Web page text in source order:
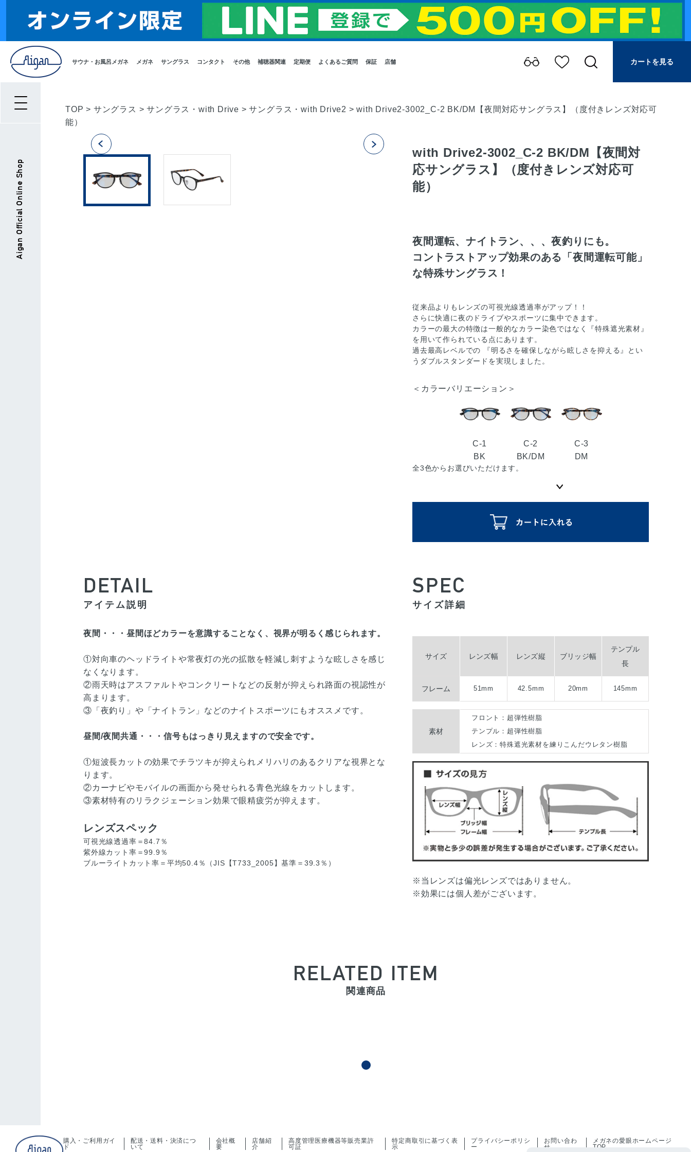
サウナ・お風呂メガネ メガネ サングラス コンタクト その他 補聴器関連 定期便 よくあるご質問 保証 店舗 カートを見る
TOP > サングラス >サングラス・with Drive >サングラス・with Drive2 >with Drive2-3002_C-2 BK/DM【夜間対応サングラス】（度付きレンズ対応可
能）
with Drive2-3002_C-2 BK/DM【夜間対
応サングラス】（度付きレンズ対応可
能）
夜間運転、ナイトラン、、、夜釣りにも。
コントラストアップ効果のある「夜間運転可能」
な特殊サングラス！
従来品よりもレンズの可視光線透過率がアップ！！
さらに快適に夜のドライブやスポーツに集中できます。
カラーの最大の特徴は一般的なカラー染色ではなく『特殊遮光素材』
を用いて作られている点にあります。
過去最高レベルでの 『明るさを確保しながら眩しさを抑える』とい
うダブルスタンダードを実現しました。
＜カラーバリエーション＞
C-1
BK
C-2
BK/DM
C-3
DM
全3色からお選びいただけます。
DETAIL
アイテム説明
夜間・・・昼間ほどカラーを意識することなく、視界が明るく感じられます。
①対向車のヘッドライトや常夜灯の光の拡散を軽減し刺すような眩しさを感じ
なくなります。
②雨天時はアスファルトやコンクリートなどの反射が抑えられ路面の視認性が
高まります。
③「夜釣り」や「ナイトラン」などのナイトスポーツにもオススメです。
昼間/夜間共通・・・信号もはっきり見えますので安全です。
①短波長カットの効果でチラツキが抑えられメリハリのあるクリアな視界とな
ります。
②カーナビやモバイルの画面から発せられる青色光線をカットします。
③素材特有のリラクジェーション効果で眼精疲労が抑えます。
レンズスペック
可視光線透過率＝84.7％
紫外線カット率＝99.9％
ブルーライトカット率＝平均50.4％（JIS【T733_2005】基準＝39.3％）
SPEC
サイズ詳細
サイズ レンズ幅 レンズ縦 ブリッジ幅
テンプル
長
フレーム 51mm 42.5mm 20mm 145mm
素材
フロント：超弾性樹脂
テンプル：超弾性樹脂
レンズ：特殊遮光素材を練りこんだウレタン樹脂
※当レンズは偏光レンズではありません。
※効果には個人差がございます。
RELATED ITEM
関連商品
Aigan Official Online Shop
購入・ご利用ガイ
ド
配送・送料・決済につ
いて
会社概
要
店舗紹
介
高度管理医療機器等販売業許
可証
特定商取引に基づく表
示
プライバシーポリシ
ー
お問い合わ
せ
メガネの愛眼ホームページ
TOP